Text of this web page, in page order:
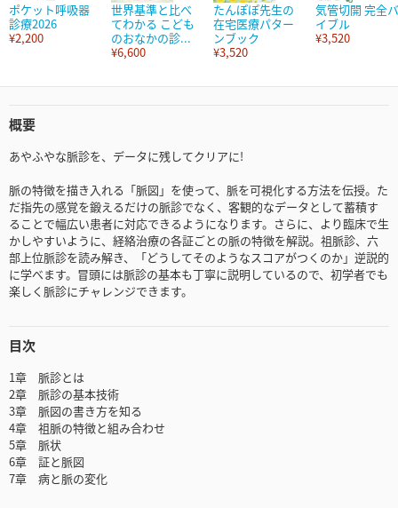
ポケット呼吸器
診療2026
¥2,200
世界基準と比べ
てわかる こども
のおなかの診...
¥6,600
たんぽぽ先生の
在宅医療パター
ンブック
¥3,520
気管切開 完全バ
イブル
¥3,520
概要
あやふやな脈診を、データに残してクリアに!
脈の特徴を描き入れる「脈図」を使って、脈を可視化する方法を伝授。た
だ指先の感覚を鍛えるだけの脈診でなく、客観的なデータとして蓄積す
ることで幅広い患者に対応できるようになります。さらに、より臨床で生
かしやすいように、経絡治療の各証ごとの脈の特徴を解説。祖脈診、六
部上位脈診を読み解き、「どうしてそのようなスコアがつくのか」逆説的
に学べます。冒頭には脈診の基本も丁寧に説明しているので、初学者でも
楽しく脈診にチャレンジできます。
目次
1章 脈診とは
2章 脈診の基本技術
3章 脈図の書き方を知る
4章 祖脈の特徴と組み合わせ
5章 脈状
6章 証と脈図
7章 病と脈の変化